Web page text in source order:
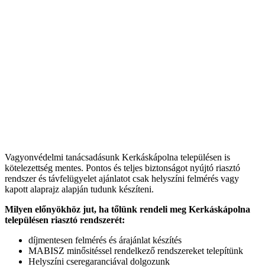
Vagyonvédelmi tanácsadásunk Kerkáskápolna településen is
kötelezettség mentes. Pontos és teljes biztonságot nyújtó riasztó
rendszer és távfelügyelet ajánlatot csak helyszíni felmérés vagy
kapott alaprajz alapján tudunk készíteni.
Milyen előnyökhöz jut, ha tőlünk rendeli meg Kerkáskápolna
településen riasztó rendszerét:
díjmentesen felmérés és árajánlat készítés
MABISZ minősitéssel rendelkező rendszereket telepítünk
Helyszíni cseregaranciával dolgozunk